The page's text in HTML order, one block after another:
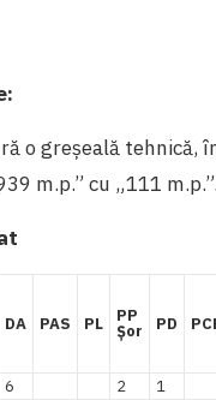
o greșeală tehnică,
m.p.” cu „111 m.p.”.
DA PAS PL PP
Șor PD
6 2 1